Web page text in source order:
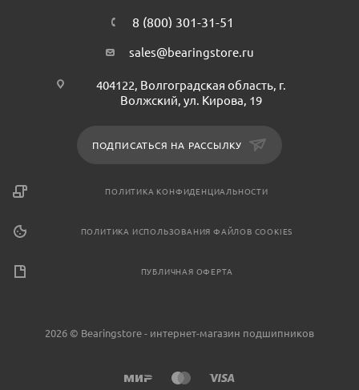
8 (800) 301-31-51
sales@bearingstore.ru
404122, Волгоградская область, г.
Волжский, ул. Кирова, 19
ПОДПИСАТЬСЯ НА РАССЫЛКУ
ПОЛИТИКА КОНФИДЕНЦИАЛЬНОСТИ
ПОЛИТИКА ИСПОЛЬЗОВАНИЯ ФАЙЛОВ COOKIES
ПУБЛИЧНАЯ ОФЕРТА
2026 © Bearingstore - интернет-магазин подшипников